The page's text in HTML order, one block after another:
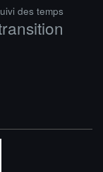
des temps